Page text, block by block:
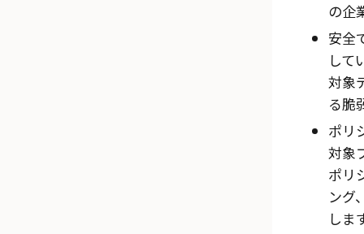
の企
安全
して
対象
る脆
ポリ
対象
ポリ
ング
しま